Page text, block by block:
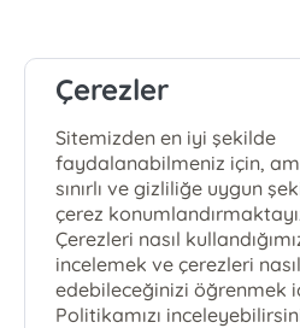
Çerezler
Sitemizden en iyi şekilde
faydalanabilmeniz için,
sınırlı ve gizliliğe uygun
çerez
Çerezleri nasıl
incelemek ve çerezleri
edebileceğinizi öğrenmek
Politikamızı